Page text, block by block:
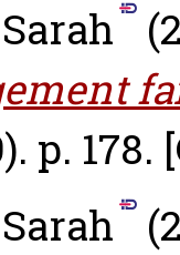
p. 178.